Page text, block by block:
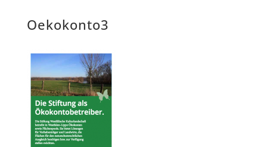
Oekokonto3